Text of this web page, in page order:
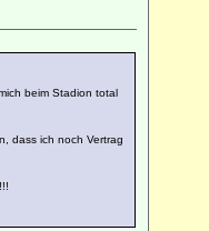
beim Stadion total
dass ich noch Vertrag